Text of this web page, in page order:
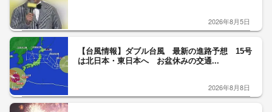
2026年8月5日
【台風情報】ダブル台風 最新の進路予想 15号
は北日本・東日本へ お盆休みの交通...
2026年8月8日